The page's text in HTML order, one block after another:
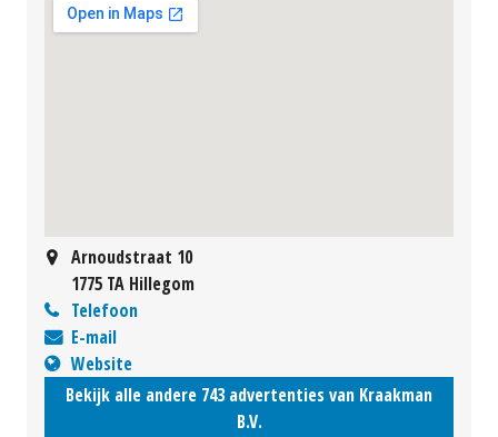
Arnoudstraat 10
1775 TA Hillegom
Telefoon
E-mail
Website
Bekijk alle andere 743 advertenties van Kraakman
B.V.